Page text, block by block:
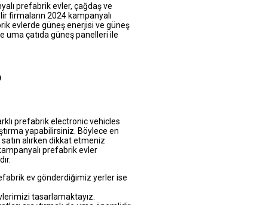
prefabrik evler, çağdaş ve
firmaların 2024 kampanyalı
evlerde güneş enerjisi ve güneş
uma çatıda güneş panelleri ile
prefabrik electronic vehicles
yapabilirsiniz. Böylece en
alırken dikkat etmeniz
prefabrik evler
ev gönderdiğimiz yerler ise
tasarlamaktayız.